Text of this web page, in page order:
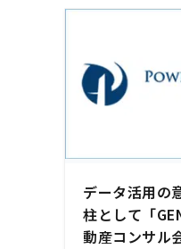
データ活用の
柱として「
動産コンサル